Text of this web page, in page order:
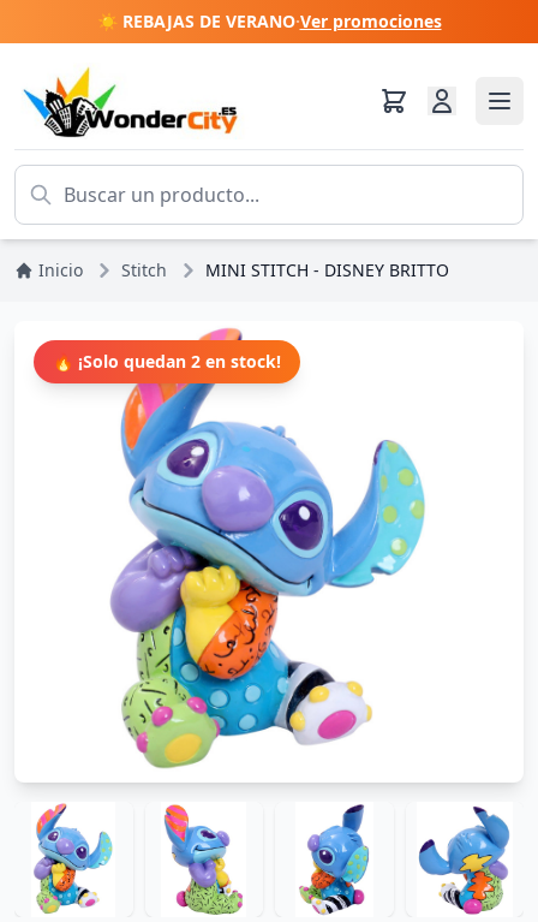
☀️ REBAJAS DE VERANO·Ver promociones
Inicio Stitch MINI STITCH - DISNEY BRITTO
🔥 ¡Solo quedan 2 en stock!